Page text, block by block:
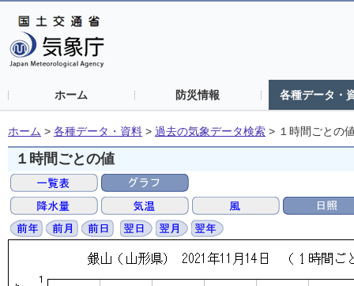
ホーム 防災情報 各種データ・
ホーム > 各種データ・資料 > 過去の気象データ検索 > １時間ごとの
１時間ごとの値